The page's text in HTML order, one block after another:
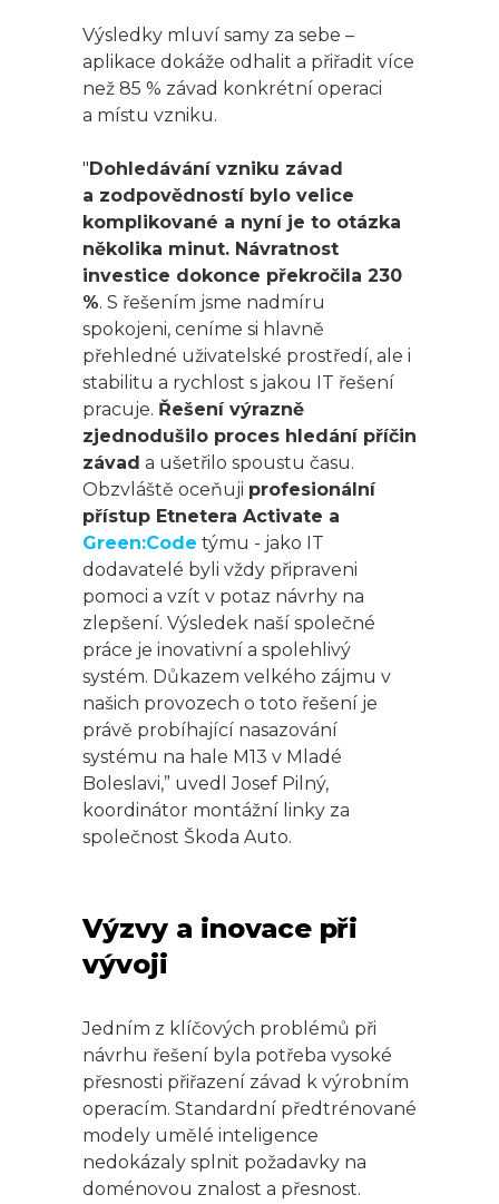
Výsledky mluví samy za sebe –
aplikace dokáže odhalit a přiřadit více
než 85 % závad konkrétní operaci
a místu vzniku.
"Dohledávání vzniku závad
a zodpovědností bylo velice
komplikované a nyní je to otázka
několika minut. Návratnost
investice dokonce překročila 230
%. S řešením jsme nadmíru
spokojeni, ceníme si hlavně
přehledné uživatelské prostředí, ale i
stabilitu a rychlost s jakou IT řešení
pracuje. Řešení výrazně
zjednodušilo proces hledání příčin
závad a ušetřilo spoustu času.
Obzvláště oceňuji profesionální
přístup Etnetera Activate a
Green:Code týmu - jako IT
dodavatelé byli vždy připraveni
pomoci a vzít v potaz návrhy na
zlepšení. Výsledek naší společné
práce je inovativní a spolehlivý
systém. Důkazem velkého zájmu v
našich provozech o toto řešení je
právě probíhající nasazování
systému na hale M13 v Mladé
Boleslavi,” uvedl Josef Pilný,
koordinátor montážní linky za
společnost Škoda Auto.
Výzvy a inovace při
vývoji
Jedním z klíčových problémů při
návrhu řešení byla potřeba vysoké
přesnosti přiřazení závad k výrobním
operacím. Standardní předtrénované
modely umělé inteligence
nedokázaly splnit požadavky na
doménovou znalost a přesnost.